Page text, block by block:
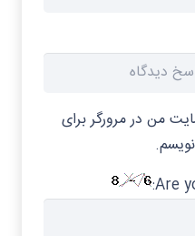
من در مرورگر برای
Are